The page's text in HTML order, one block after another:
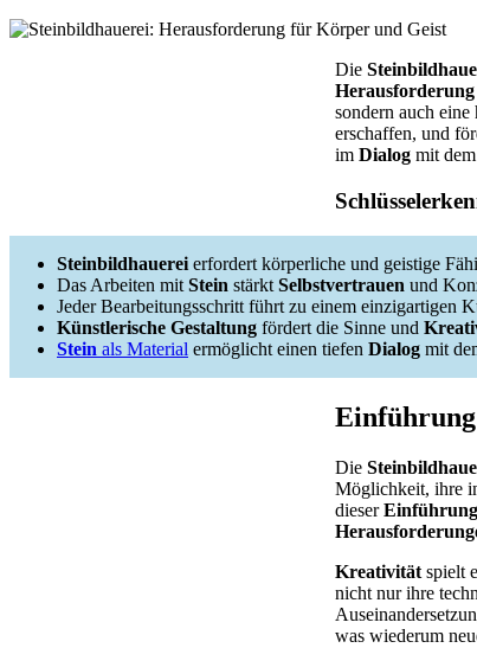
Die
Herausforderung
sondern auch
erschaffen, und
im Dialog mit
Steinbildhauerei erfordert körperliche und geistige
Das Arbeiten mit Stein stärkt Selbstvertrauen und
Jeder Bearbeitungsschritt führt zu einem einzigartigen
Künstlerische Gestaltung fördert die Sinne und
Stein als Material ermöglicht einen tiefen Dialog mit
Die
Möglichkeit, ihre
dieserEinführung
Kreativität spielt
nicht nur ihre
was wiederum